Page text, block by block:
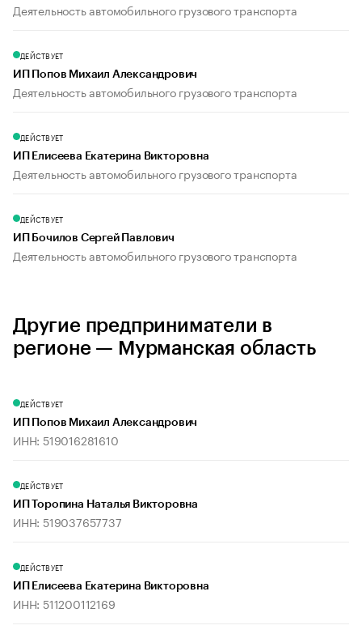
Деятельность автомобильного грузового транспорта
ДЕЙСТВУЕТ
ИП Попов Михаил Александрович
Деятельность автомобильного грузового транспорта
ДЕЙСТВУЕТ
ИП Елисеева Екатерина Викторовна
Деятельность автомобильного грузового транспорта
ДЕЙСТВУЕТ
ИП Бочилов Сергей Павлович
Деятельность автомобильного грузового транспорта
Другие предприниматели в
регионе — Мурманская область
ДЕЙСТВУЕТ
ИП Попов Михаил Александрович
ИНН: 519016281610
ДЕЙСТВУЕТ
ИП Торопина Наталья Викторовна
ИНН: 519037657737
ДЕЙСТВУЕТ
ИП Елисеева Екатерина Викторовна
ИНН: 511200112169